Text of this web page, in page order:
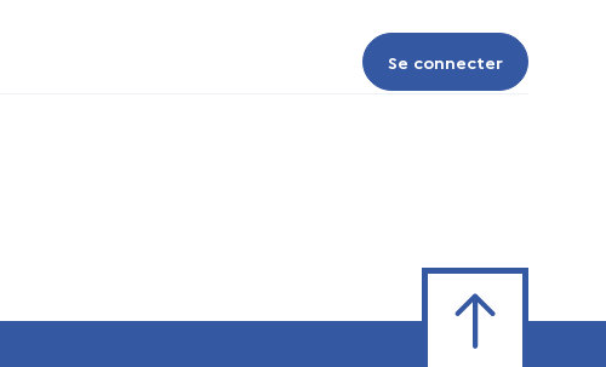
Se connecter
Se connecter